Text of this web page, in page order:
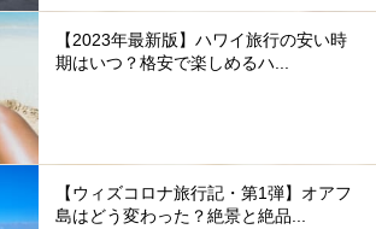
【2023年最新版】ハワイ旅行の安い時
期はいつ？格安で楽しめるハ...
【ウィズコロナ旅行記・第1弾】オアフ
島はどう変わった？絶景と絶品...